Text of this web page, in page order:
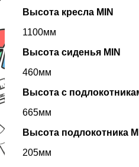
Высота кресла MIN
1100мм
Высота сиденья MIN
460мм
Высота с
665мм
Высота подлокотника
205мм